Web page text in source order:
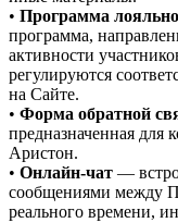
• Программа
программа,
активности
регулируются
на Сайте.
• Форма обратной
предназначенная
Аристон.
• Онлайн-чат —
сообщениями между
реального времени,